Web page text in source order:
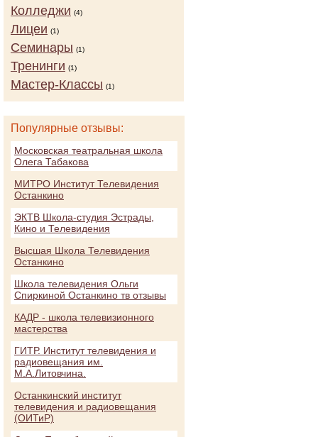
Колледжи (4)
Лицеи (1)
Семинары (1)
Тренинги (1)
Мастер-Классы (1)
Популярные отзывы:
Московская театральная школа
Олега Табакова
МИТРО Институт Телевидения
Останкино
ЭКТВ Школа-студия Эстрады,
Кино и Телевидения
Высшая Школа Телевидения
Останкино
Школа телевидения Ольги
Спиркиной Останкино тв отзывы
КАДР - школа телевизионного
мастерства
ГИТР. Институт телевидения и
радиовещания им.
М.А.Литовчина.
Останкинский институт
телевидения и радиовещания
(ОИТиР)